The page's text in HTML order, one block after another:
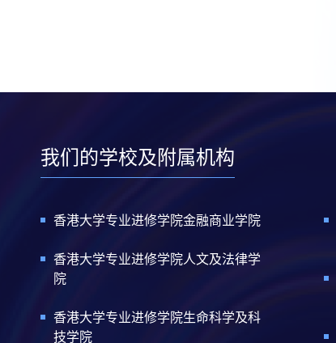
我们的学校及附属机构
香港大学专业进修学院金融商业学院
香港大学专业进修学院人文及法律学
院
香港大学专业进修学院生命科学及科
技学院